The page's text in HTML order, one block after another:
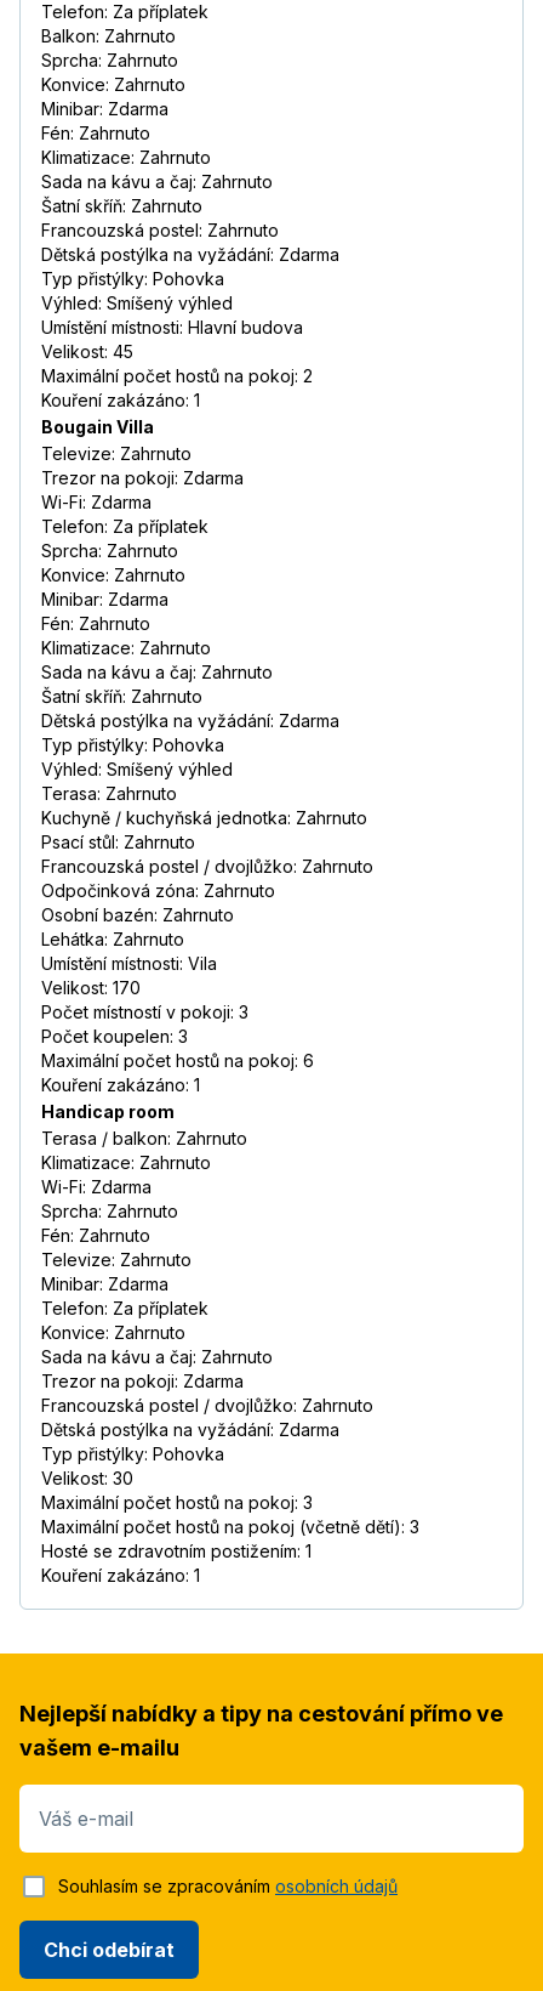
Telefon: Za příplatek
Balkon: Zahrnuto
Sprcha: Zahrnuto
Konvice: Zahrnuto
Minibar: Zdarma
Fén: Zahrnuto
Klimatizace: Zahrnuto
Sada na kávu a čaj: Zahrnuto
Šatní skříň: Zahrnuto
Francouzská postel: Zahrnuto
Dětská postýlka na vyžádání: Zdarma
Typ přistýlky: Pohovka
Výhled: Smíšený výhled
Umístění místnosti: Hlavní budova
Velikost: 45
Maximální počet hostů na pokoj: 2
Kouření zakázáno: 1
Bougain Villa
Televize: Zahrnuto
Trezor na pokoji: Zdarma
Wi-Fi: Zdarma
Telefon: Za příplatek
Sprcha: Zahrnuto
Konvice: Zahrnuto
Minibar: Zdarma
Fén: Zahrnuto
Klimatizace: Zahrnuto
Sada na kávu a čaj: Zahrnuto
Šatní skříň: Zahrnuto
Dětská postýlka na vyžádání: Zdarma
Typ přistýlky: Pohovka
Výhled: Smíšený výhled
Terasa: Zahrnuto
Kuchyně / kuchyňská jednotka: Zahrnuto
Psací stůl: Zahrnuto
Francouzská postel / dvojlůžko: Zahrnuto
Odpočinková zóna: Zahrnuto
Osobní bazén: Zahrnuto
Lehátka: Zahrnuto
Umístění místnosti: Vila
Velikost: 170
Počet místností v pokoji: 3
Počet koupelen: 3
Maximální počet hostů na pokoj: 6
Kouření zakázáno: 1
Handicap room
Terasa / balkon: Zahrnuto
Klimatizace: Zahrnuto
Wi-Fi: Zdarma
Sprcha: Zahrnuto
Fén: Zahrnuto
Televize: Zahrnuto
Minibar: Zdarma
Telefon: Za příplatek
Konvice: Zahrnuto
Sada na kávu a čaj: Zahrnuto
Trezor na pokoji: Zdarma
Francouzská postel / dvojlůžko: Zahrnuto
Dětská postýlka na vyžádání: Zdarma
Typ přistýlky: Pohovka
Velikost: 30
Maximální počet hostů na pokoj: 3
Maximální počet hostů na pokoj (včetně dětí): 3
Hosté se zdravotním postižením: 1
Kouření zakázáno: 1
Nejlepší nabídky a tipy na cestování přímo ve
vašem e-mailu
Váš e-mail
Chci odebírat
Souhlasím se zpracováním osobních údajů